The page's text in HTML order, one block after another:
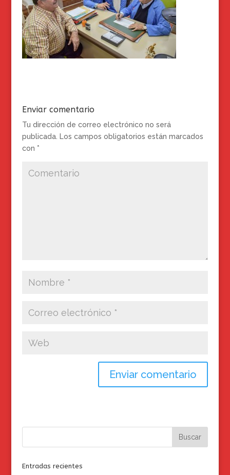
Enviar comentario
Tu dirección de correo electrónico no será
publicada. Los campos obligatorios están marcados
con *
Entradas recientes